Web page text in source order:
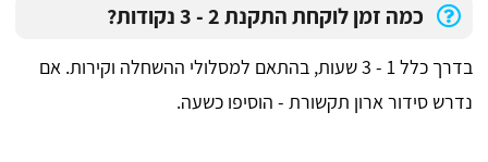
כמה זמן לוקחת התקנת 2 - 3 נקודות?
בדרך כלל 1 - 3 שעות, בהתאם למסלולי ההשחלה וקירות. אם
נדרש סידור ארון תקשורת - הוסיפו כשעה.